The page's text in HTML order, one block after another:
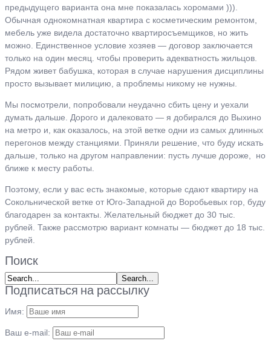
предыдущего варианта она мне показалась хоромами ))).
Обычная однокомнатная квартира с косметическим ремонтом,
мебель уже видела достаточно квартиросъемщиков, но жить
можно. Единственное условие хозяев — договор заключается
только на один месяц. чтобы проверить адекватность жильцов.
Рядом живет бабушка, которая в случае нарушения дисциплины
просто вызывает милицию, а проблемы никому не нужны.
Мы посмотрели, попробовали неудачно сбить цену и уехали
думать дальше. Дорого и далековато — я добирался до Выхино
на метро и, как оказалось, на этой ветке одни из самых длинных
перегонов между станциями. Приняли решение, что буду искать
дальше, только на другом направлении: пусть лучше дороже, но
ближе к месту работы.
Поэтому, если у вас есть знакомые, которые сдают квартиру на
Сокольнической ветке от Юго-Западной до Воробьевых гор, буду
благодарен за контакты. Желательный бюджет до 30 тыс.
рублей. Также рассмотрю вариант комнаты — бюджет до 18 тыс.
рублей.
Поиск
Подписаться на рассылку
Имя:
Ваш e-mail: